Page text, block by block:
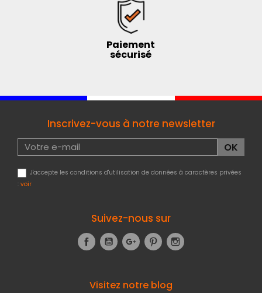
Paiement
sécurisé
Inscrivez-vous à notre newsletter
J'accepte les conditions d'utilisation de données à caractères privées
: voir
Suivez-nous sur
FacebookYouTubeGoogle+Pinterest
Visitez notre blog